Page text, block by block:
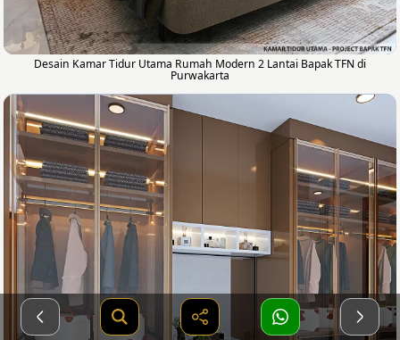
Desain Kamar Tidur Utama Rumah Modern 2 Lantai Bapak TFN di
Purwakarta